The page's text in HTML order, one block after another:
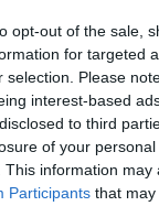
opt-out of the sale,
for targeted
selection. Please
interest-based
to third
of your
This information
Participants that may
και ώρες
Forum
ενίσχυσης